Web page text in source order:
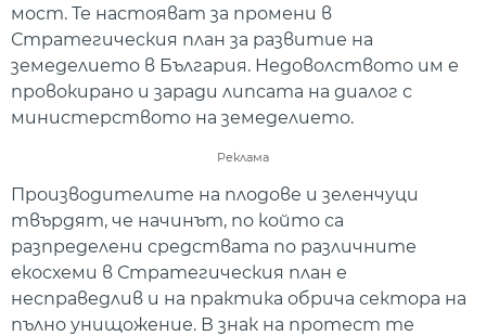
мост. Те настояват за промени в
Стратегическия план за развитие на
земеделието в България. Недоволството им е
провокирано и заради липсата на диалог с
министерството на земеделието.
Реклама
Производителите на плодове и зеленчуци
твърдят, че начинът, по който са
разпределени средствата по различните
екосхеми в Стратегическия план е
несправедлив и на практика обрича сектора на
пълно унищожение. В знак на протест те